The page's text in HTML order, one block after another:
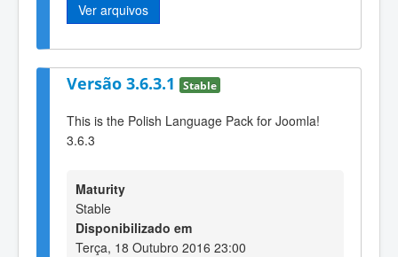
Ver arquivos
Versão 3.6.3.1 Stable
This is the Polish Language Pack for Joomla!
3.6.3
Maturity
Stable
Disponibilizado em
Terça, 18 Outubro 2016 23:00